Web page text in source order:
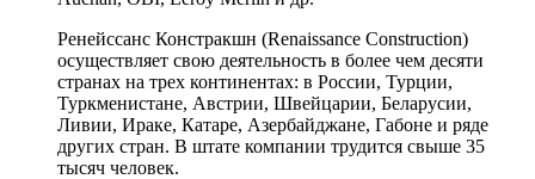
Ренейссанс Констракшн (Renaissance Construction)
осуществляет свою деятельность в более чем десяти
странах на трех континентах: в России, Турции,
Туркменистане, Австрии, Швейцарии, Беларусии,
Ливии, Ираке, Катаре, Азербайджане, Габоне и ряде
других стран. В штате компании трудится свыше 35
тысяч человек.